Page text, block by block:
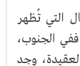
التي تُظهر
الجنوب،
وجد